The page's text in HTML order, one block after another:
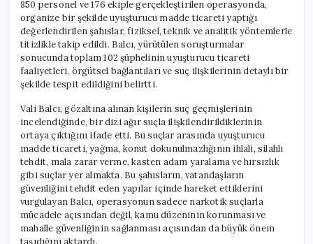
850 personel ve 176 ekiple gerçekleştirilen operasyonda,
organize bir şekilde uyuşturucu madde ticareti yaptığı
değerlendirilen şahıslar, fiziksel, teknik ve analitik yöntemlerle
titizlikle takip edildi. Balcı, yürütülen soruşturmalar
sonucunda toplam 102 şüphelinin uyuşturucu ticareti
faaliyetleri, örgütsel bağlantıları ve suç ilişkilerinin detaylı bir
şekilde tespit edildiğini belirtti.
Vali Balcı, gözaltına alınan kişilerin suç geçmişlerinin
incelendiğinde, bir dizi ağır suçla ilişkilendirildiklerinin
ortaya çıktığını ifade etti. Bu suçlar arasında uyuşturucu
madde ticareti, yağma, konut dokunulmazlığının ihlali, silahlı
tehdit, mala zarar verme, kasten adam yaralama ve hırsızlık
gibi suçlar yer almakta. Bu şahısların, vatandaşların
güvenliğini tehdit eden yapılar içinde hareket ettiklerini
vurgulayan Balcı, operasyonun sadece narkotik suçlarla
mücadele açısından değil, kamu düzeninin korunması ve
mahalle güvenliğinin sağlanması açısından da büyük önem
taşıdığını aktardı.